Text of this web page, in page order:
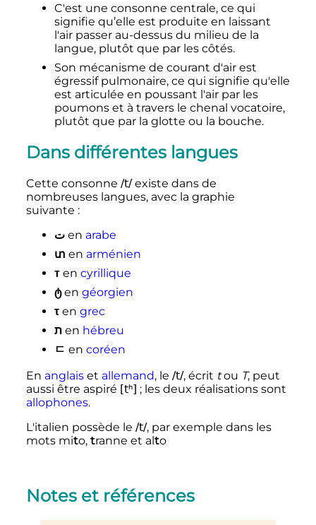
C'est une consonne centrale, ce qui
signifie qu’elle est produite en laissant
l'air passer au-dessus du milieu de la
langue, plutôt que par les côtés.
Son mécanisme de courant d'air est
égressif pulmonaire, ce qui signifie qu'elle
est articulée en poussant l'air par les
poumons et à travers le chenal vocatoire,
plutôt que par la glotte ou la bouche.
Dans différentes langues
Cette consonne /t/existe dans de
nombreuses langues, avec la graphie
suivante :
تen arabe
տ en arménien
тen cyrillique
ტen géorgien
τen grec
תen hébreu
ㄷ en coréen
En anglaiset allemand, le /t/, écrit tou T, peut
aussi être aspiré [tʰ] ; les deux réalisations sont
allophones.
L'italien possède le /t/, par exemple dans les
mots mito, tranne et alto
Notes et références